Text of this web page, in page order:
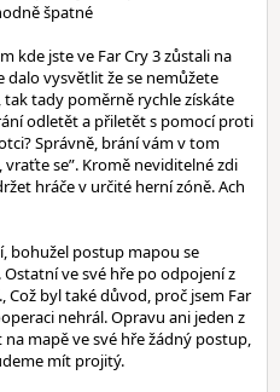
špatné
kde jste ve Far Cry 3 zůstali na
vysvětlit že se nemůžete
tady poměrně rychle získáte
odletět a přiletět s pomocí proti
Správně, brání vám v tom
se”. Kromě neviditelné zdi
hráče v určité herní zóně. Ach
bohužel postup mapou se
ve své hře po odpojení z
byl také důvod, proč jsem Far
nehrál. Opravu ani jeden z
mapě ve své hře žádný postup,
mít projitý.